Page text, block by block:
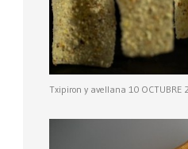
Txipiron y avellana 10 OCTUBRE